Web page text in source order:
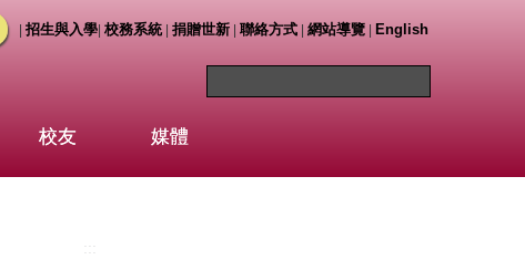
招生與入學| 校務系統| 捐贈世新| 聯絡方式| 網站導覽| English
校友 媒體